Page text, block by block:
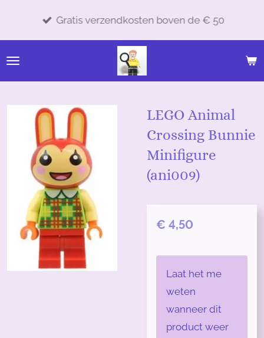
de
hoofdinhoud
Gratis verzendkosten boven de € 50
LEGO Animal
Crossing Bunnie
Minifigure
(ani009)
€ 4,50
Laat het me
weten
wanneer dit
product weer